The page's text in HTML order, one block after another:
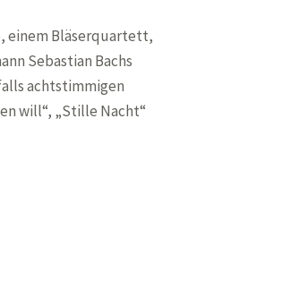
einem Bläserquartett,
Sebastian Bachs
achtstimmigen
will“, „Stille Nacht“